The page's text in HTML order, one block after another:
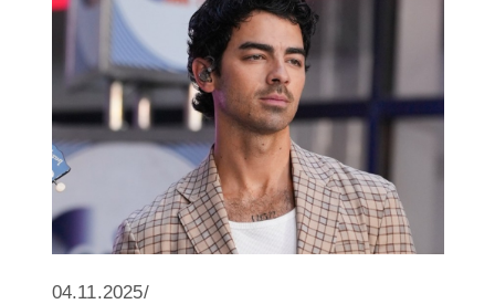
04.11.2025/